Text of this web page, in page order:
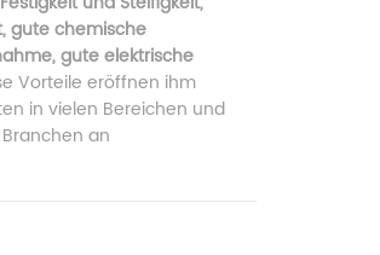
gute chemische
gute elektrische
Vorteile eröffnen ihm
in vielen Bereichen und
an